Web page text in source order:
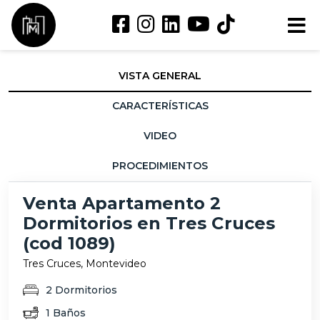
VISTA GENERAL
CARACTERÍSTICAS
VIDEO
PROCEDIMIENTOS
Venta Apartamento 2
Dormitorios en Tres Cruces
(cod 1089)
Tres Cruces, Montevideo
2 Dormitorios
1 Baños